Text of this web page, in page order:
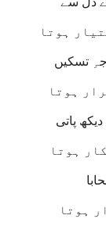
ہوتا
تسکیں
ہوتا
پاتی
ہوتا
ہوتا